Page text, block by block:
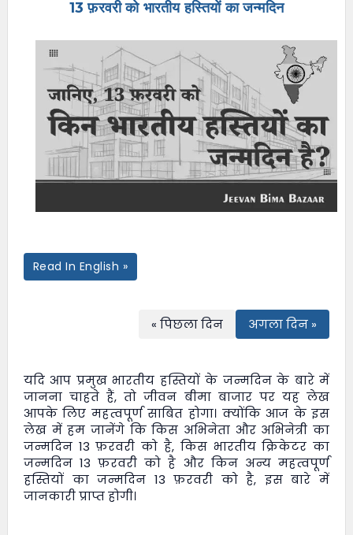
13 फ़रवरी को भारतीय हस्तियों का जन्मदिन
Read In English »
« पिछला दिन अगला दिन »
यदि आप प्रमुख भारतीय हस्तियों के जन्मदिन के बारे में
जानना चाहते हैं, तोजीवन बीमा बाजारपर यह लेख
आपके लिए महत्वपूर्ण साबित होगा। क्योंकि आज के इस
लेख में हम जानेंगे कि किस अभिनेता और अभिनेत्री का
जन्मदिन 13 फ़रवरी को है, किस भारतीय क्रिकेटर का
जन्मदिन 13 फ़रवरी को है और किन अन्य महत्वपूर्ण
हस्तियों का जन्मदिन 13 फ़रवरी को है, इस बारे में
जानकारी प्राप्त होगी।